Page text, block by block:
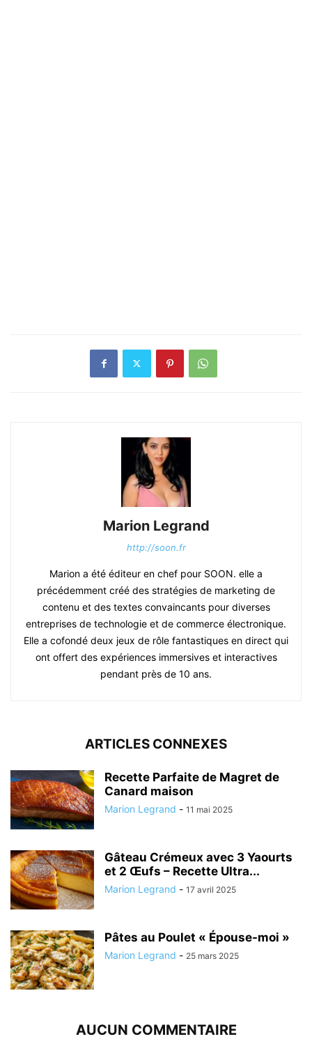
Marion Legrand
http://soon.fr
Marion a été éditeur en chef pour SOON. elle a
précédemment créé des stratégies de marketing de
contenu et des textes convaincants pour diverses
entreprises de technologie et de commerce électronique.
Elle a cofondé deux jeux de rôle fantastiques en direct qui
ont offert des expériences immersives et interactives
pendant près de 10 ans.
ARTICLES CONNEXES
Recette Parfaite de Magret de
Canard maison
Marion Legrand - 11 mai 2025
Gâteau Crémeux avec 3 Yaourts
et 2 Œufs – Recette Ultra...
Marion Legrand - 17 avril 2025
Pâtes au Poulet « Épouse-moi »
Marion Legrand - 25 mars 2025
AUCUN COMMENTAIRE